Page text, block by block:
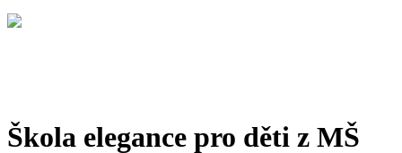
Škola elegance pro děti z MŠ